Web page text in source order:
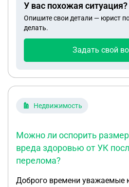
документах и диагнозах
У вас похожая ситуация?
Опишите свои детали — юрист
делать.
Задать свой
Недвижимость
Можно ли оспорить
вреда здоровью от УК
перелома?
Доброго времени уважаемые